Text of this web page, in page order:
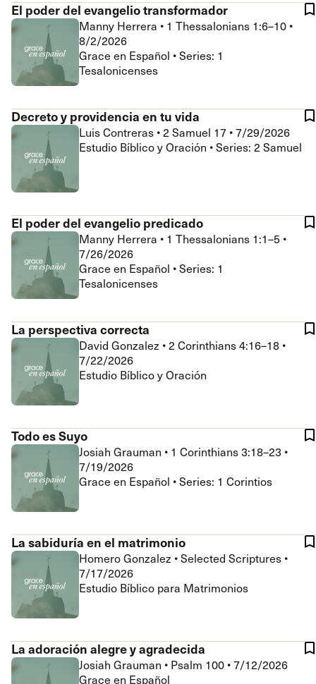
El poder del evangelio transformador
Manny Herrera • 1 Thessalonians 1:6–10 •
8/2/2026
Grace en Español • Series: 1
Tesalonicenses
Decreto y providencia en tu vida
Luis Contreras •2 Samuel 17 •7/29/2026
Estudio Bíblico y Oración • Series: 2 Samuel
El poder del evangelio predicado
Manny Herrera • 1 Thessalonians 1:1–5 •
7/26/2026
Grace en Español • Series: 1
Tesalonicenses
La perspectiva correcta
David Gonzalez •2 Corinthians 4:16–18 •
7/22/2026
Estudio Bíblico y Oración
Todo es Suyo
Josiah Grauman • 1 Corinthians 3:18–23 •
7/19/2026
Grace en Español • Series: 1 Corintios
La sabiduría en el matrimonio
Homero Gonzalez •Selected Scriptures •
7/17/2026
Estudio Bíblico para Matrimonios
La adoración alegre y agradecida
Josiah Grauman • Psalm 100 •7/12/2026
Grace en Español